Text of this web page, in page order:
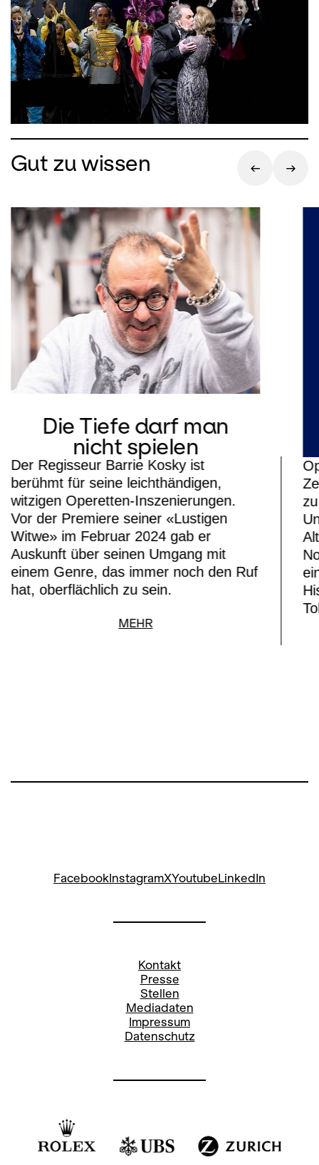
Gut zu wissen
Die Tiefe darf man
nicht spielen
Der Regisseur Barrie Kosky ist
berühmt für seine leichthändigen,
witzigen Operetten-Inszenierungen.
Vor der Premiere seiner «Lustigen
Witwe» im Februar 2024 gab er
Auskunft über seinen Umgang mit
einem Genre, das immer noch den Ruf
hat, oberflächlich zu sein.
MEHR
Facebook InstagramXYoutube LinkedIn
Kontakt
Presse
Stellen
Mediadaten
Impressum
Datenschutz